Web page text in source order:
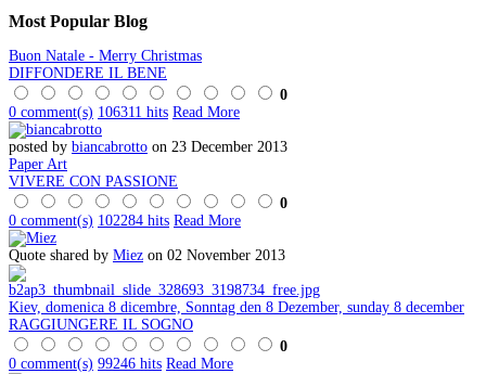
Most Popular Blog
Buon Natale - Merry Christmas
DIFFONDERE IL BENE
0
0 comment(s) 106311 hits Read More
posted by biancabrotto on 23 December 2013
Paper Art
VIVERE CON PASSIONE
0
0 comment(s) 102284 hits Read More
Quote shared by Miez on 02 November 2013
Kiev, domenica 8 dicembre, Sonntag den 8 Dezember, sunday 8 december
RAGGIUNGERE IL SOGNO
0
0 comment(s) 99246 hits Read More